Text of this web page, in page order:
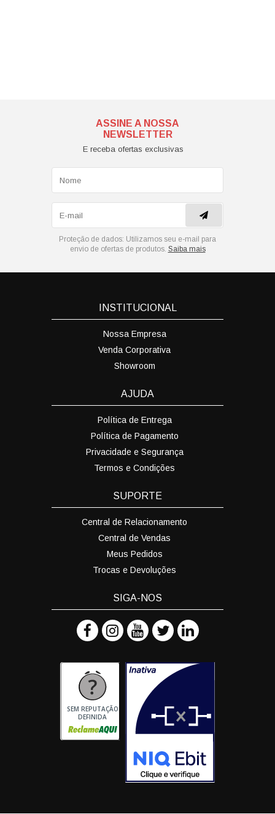
ASSINE A NOSSA
NEWSLETTER
E receba ofertas exclusivas
Proteção de dados: Utilizamos seu e-mail para
envio de ofertas de produtos. Saiba mais
INSTITUCIONAL
Nossa Empresa
Venda Corporativa
Showroom
AJUDA
Política de Entrega
Política de Pagamento
Privacidade e Segurança
Termos e Condições
SUPORTE
Central de Relacionamento
Central de Vendas
Meus Pedidos
Trocas e Devoluções
SIGA-NOS
SEM REPUTAÇÃO
DEFINIDA